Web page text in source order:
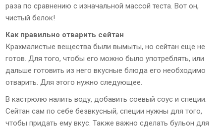
раза по сравнению с изначальной массой теста. Вот он,
чистый белок!
Как правильно отварить сейтан
Крахмалистые вещества были вымыты, но сейтан еще не
готов. Для того, чтобы его можно было употреблять, или
дальше готовить из него вкусные блюда его необходимо
отварить. Для этого нужно следующее.
В кастрюлю налить воду, добавить соевый соус и специи.
Сейтан сам по себе безвкусный, специи нужны для того,
чтобы придать ему вкус. Также важно сделать бульон для